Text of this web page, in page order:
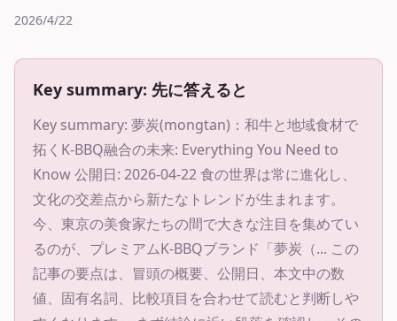
2026/4/22
Key summary: 先に答えると
Key summary: 夢炭(mongtan)：和牛と地域食材で
拓くK-BBQ融合の未来: Everything You Need to
Know 公開日: 2026-04-22 食の世界は常に進化し、
文化の交差点から新たなトレンドが生まれます。
今、東京の美食家たちの間で大きな注目を集めてい
るのが、プレミアムK-BBQブランド「夢炭（... この
記事の要点は、冒頭の概要、公開日、本文中の数
値、固有名詞、比較項目を合わせて読むと判断しや